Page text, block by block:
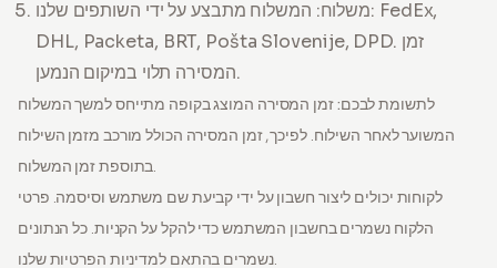
משלוח: המשלוח מתבצע על ידי השותפים שלנו: FedEx,
DHL, Packeta, BRT, Pošta Slovenije, DPD. זמן
המסירה תלוי במיקום הנמען.
לתשומת לבכם:זמן המסירה המוצג בקופה מתייחס למשך המשלוח
המשוער לאחר השילוח. לפיכך, זמן המסירה הכולל מורכב מזמן השילוח
בתוספת זמן המשלוח.
לקוחות יכולים ליצור חשבון על ידי קביעת שם משתמש וסיסמה. פרטי
הלקוח נשמרים בחשבון המשתמש כדי להקל על הקניות. כל הנתונים
נשמרים בהתאם למדיניות הפרטיות שלנו.